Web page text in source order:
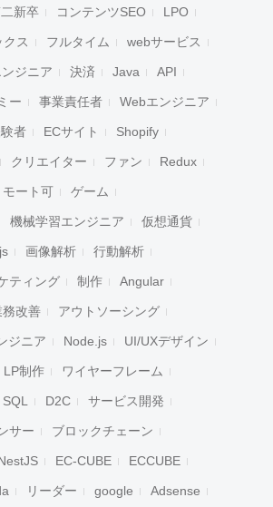
新卒 コンテンツSEO LPO
クス フルタイム webサービス
ジニア 決済 Java API
ー 事業責任者 Webエンジニア
者 ECサイト Shopify
クリエイター ファン Redux
モート可 ゲーム
機械学習エンジニア 仮想通貨
画像解析 行動解析
ティング 制作 Angular
務改善 アウトソーシング
ジニア Node.js UI/UXデザイン
LP制作 ワイヤーフレーム
SQL D2C サービス開発
サー ブロックチェーン
EC-CUBE ECCUBE
リーダー google Adsense